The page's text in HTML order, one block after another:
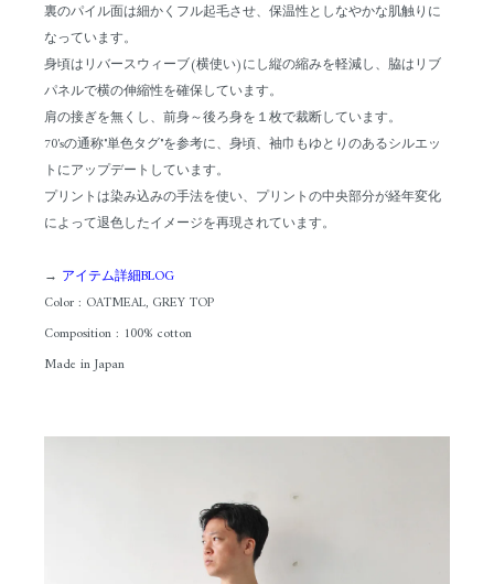
裏のパイル面は細かくフル起毛させ、保温性としなやかな肌触りに
なっています。
身頃はリバースウィーブ(横使い)にし縦の縮みを軽減し、脇はリブ
パネルで横の伸縮性を確保しています。
肩の接ぎを無くし、前身～後ろ身を１枚で裁断しています。
70'sの通称"単色タグ"を参考に、身頃、袖巾もゆとりのあるシルエッ
トにアップデートしています。
プリントは染み込みの手法を使い、プリントの中央部分が経年変化
によって退色したイメージを再現されています。
→ アイテム詳細BLOG
Color : OATMEAL, GREY TOP
Composition : 100% cotton
Made in Japan